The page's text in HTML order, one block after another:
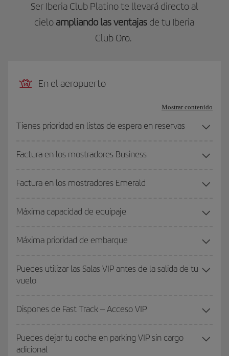
Ser Iberia Club Platino te llevará directo al
cielo ampliando las ventajas de tu Iberia
Club Oro.
En el aeropuerto
Mostrar contenido
Tienes prioridad en listas de espera en reservas
Factura en los mostradores Business
Factura en los mostradores Emerald
Máxima capacidad de equipaje
Máxima prioridad de embarque
Puedes utilizar las Salas VIP antes de la salida de tu
vuelo
Dispones de Fast Track – Acceso VIP
Puedes dejar tu coche en parking VIP sin cargo
adicional